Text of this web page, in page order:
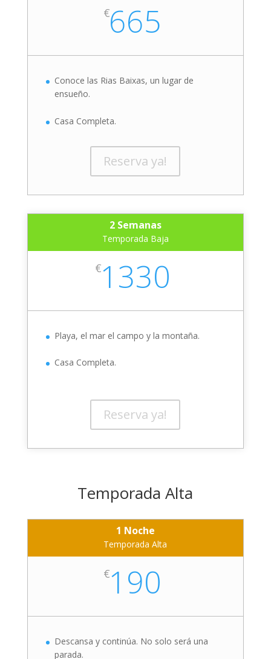
€665
Conoce las Rias Baixas, un lugar de
ensueño.
Casa Completa.
Reserva ya!
2 Semanas
Temporada Baja
€1330
Playa, el mar el campo y la montaña.
Casa Completa.
Reserva ya!
Temporada Alta
1 Noche
Temporada Alta
€190
Descansa y continúa. No solo será una
parada.